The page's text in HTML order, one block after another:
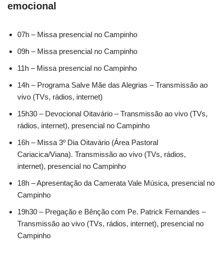
emocional
07h – Missa presencial no Campinho
09h – Missa presencial no Campinho
11h – Missa presencial no Campinho
14h – Programa Salve Mãe das Alegrias – Transmissão ao
vivo (TVs, rádios, internet)
15h30 – Devocional Oitavário – Transmissão ao vivo (TVs,
rádios, internet), presencial no Campinho
16h – Missa 3º Dia Oitavário (Área Pastoral
Cariacica/Viana). Transmissão ao vivo (TVs, rádios,
internet), presencial no Campinho
18h – Apresentação da Camerata Vale Música, presencial no
Campinho
19h30 – Pregação e Bênção com Pe. Patrick Fernandes –
Transmissão ao vivo (TVs, rádios, internet), presencial no
Campinho